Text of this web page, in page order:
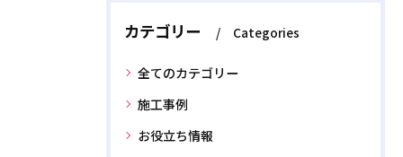
カテゴリー Categories
全てのカテゴリー
施工事例
お役立ち情報